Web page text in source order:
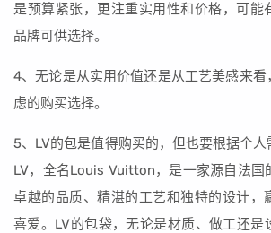
是预算紧张，更注重实用性和价格，可能
品牌可供选择。
4、无论是从实用价值还是从工艺美感来看
虑的购买选择。
5、LV的包是值得购买的，但也要根据个人
LV，全名Louis Vuitton，是一家源自法国
卓越的品质、精湛的工艺和独特的设计，
喜爱。LV的包袋，无论是材质、做工还是